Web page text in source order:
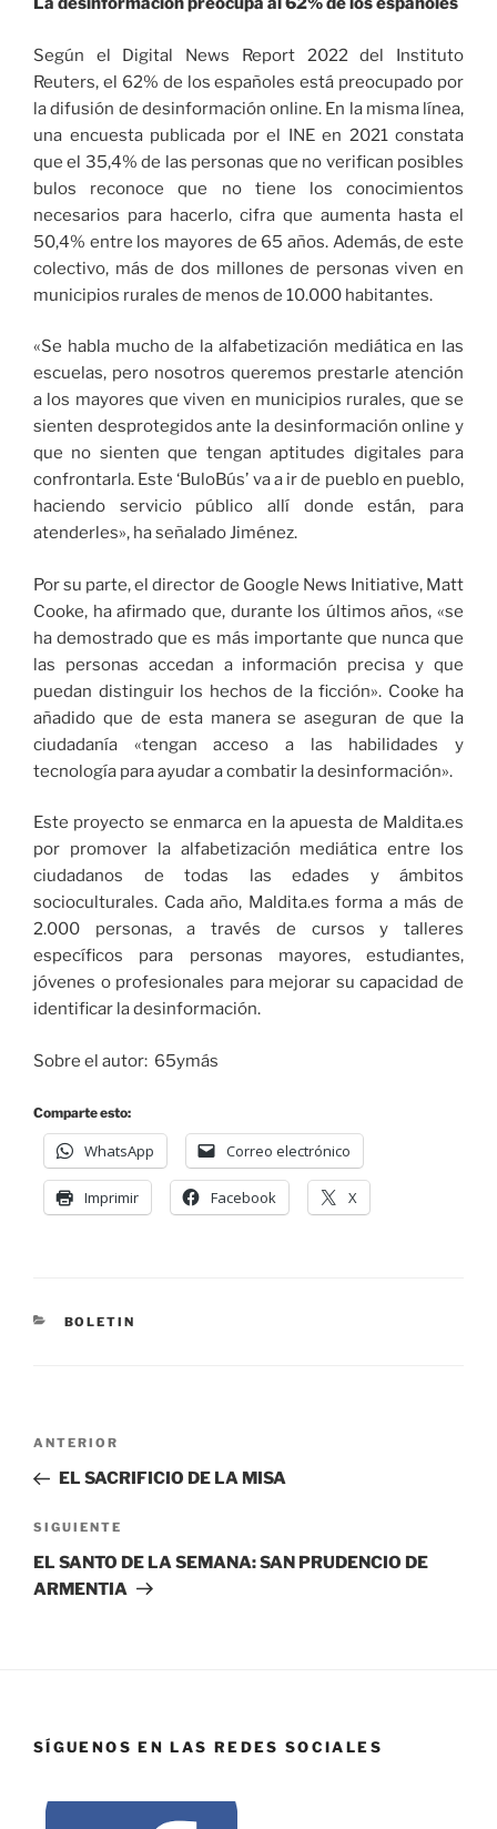
Según el Digital News Report 2022 del Instituto
Reuters, el 62% de los españoles está preocupado por
la difusión de desinformación online. En la misma línea,
una encuesta publicada por el INE en 2021 constata
que el 35,4% de las personas que no verifican posibles
bulos reconoce que no tiene los conocimientos
necesarios para hacerlo, cifra que aumenta hasta el
50,4% entre los mayores de 65 años. Además, de este
colectivo, más de dos millones de personas viven en
municipios rurales de menos de 10.000 habitantes.
«Se habla mucho de la alfabetización mediática en las
escuelas, pero nosotros queremos prestarle atención
a los mayores que viven en municipios rurales, que se
sienten desprotegidos ante la desinformación online y
que no sienten que tengan aptitudes digitales para
confrontarla. Este ‘BuloBús’ va a ir de pueblo en pueblo,
haciendo servicio público allí donde están, para
atenderles», ha señalado Jiménez.
Por su parte, el director de Google News Initiative, Matt
Cooke, ha afirmado que, durante los últimos años, «se
ha demostrado que es más importante que nunca que
las personas accedan a información precisa y que
puedan distinguir los hechos de la ficción». Cooke ha
añadido que de esta manera se aseguran de que la
ciudadanía «tengan acceso a las habilidades y
tecnología para ayudar a combatir la desinformación».
Este proyecto se enmarca en la apuesta de Maldita.es
por promover la alfabetización mediática entre los
ciudadanos de todas las edades y ámbitos
socioculturales. Cada año, Maldita.es forma a más de
2.000 personas, a través de cursos y talleres
específicos para personas mayores, estudiantes,
jóvenes o profesionales para mejorar su capacidad de
identificar la desinformación.
Sobre el autor: 65ymás
Comparte esto:
WhatsApp Correo electrónico
Imprimir Facebook X
BOLETIN
ANTERIOR
EL SACRIFICIO DE LA MISA
SIGUIENTE
EL SANTO DE LA SEMANA: SAN PRUDENCIO DE
ARMENTIA
SÍGUENOS EN LAS REDES SOCIALES